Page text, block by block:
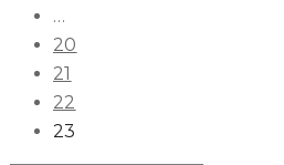
…
20
21
22
23